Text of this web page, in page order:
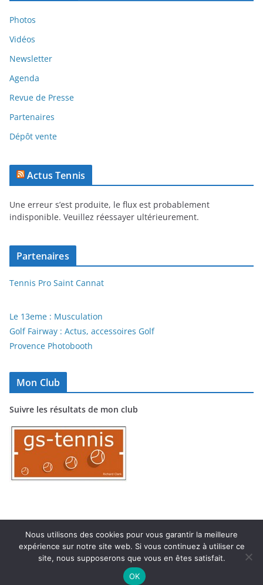
Photos
Vidéos
Newsletter
Agenda
Revue de Presse
Partenaires
Dépôt vente
Actus Tennis
Une erreur s’est produite, le flux est probablement
indisponible. Veuillez réessayer ultérieurement.
Partenaires
Tennis Pro Saint Cannat
Le 13eme : Musculation
Golf Fairway : Actus, accessoires Golf
Provence Photobooth
Mon Club
Suivre les résultats de mon club
Copyright © 2026TC MARIGNANE. Tous droits réservés.
par ThemeGrill. Propulsé par
Nous utilisons des cookies pour vous garantir la meilleure
expérience sur notre site web. Si vous continuez à utiliser ce
site, nous supposerons que vous en êtes satisfait.
OK